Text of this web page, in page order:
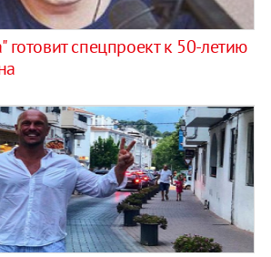
готовит спецпроект к 50-летию